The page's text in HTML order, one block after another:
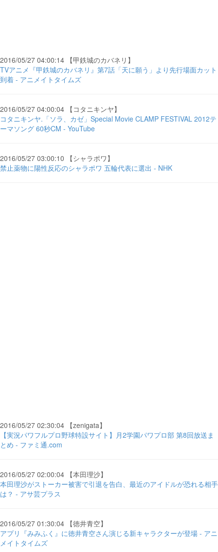
2016/05/27 04:00:14 【甲鉄城のカバネリ】
TVアニメ『甲鉄城のカバネリ』第7話「天に願う」より先行場面カット
到着 - アニメイトタイムズ
2016/05/27 04:00:04 【コタニキンヤ】
コタニキンヤ.「ソラ、カゼ」Special Movie CLAMP FESTIVAL 2012テ
ーマソング 60秒CM - YouTube
2016/05/27 03:00:10 【シャラポワ】
禁止薬物に陽性反応のシャラポワ 五輪代表に選出 - NHK
2016/05/27 02:30:04 【zenigata】
【実況パワフルプロ野球特設サイト】月2学園パワプロ部 第8回放送ま
とめ - ファミ通.com
2016/05/27 02:00:04 【本田理沙】
本田理沙がストーカー被害で引退を告白、最近のアイドルが恐れる相手
は？ - アサ芸プラス
2016/05/27 01:30:04 【徳井青空】
アプリ『みみふく』に徳井青空さん演じる新キャラクターが登場 - アニ
メイトタイムズ